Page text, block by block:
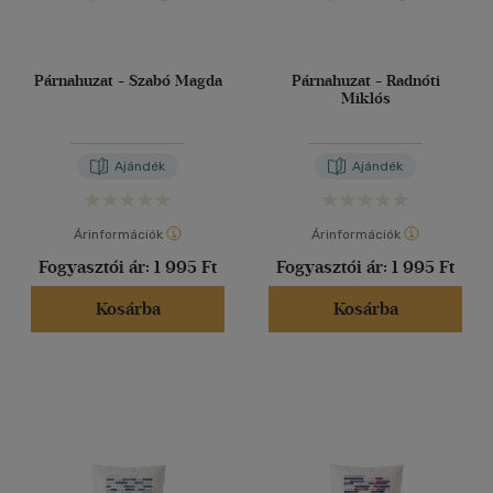
Párnahuzat - Szabó Magda
Ajándék
Árinformációk
Fogyasztói ár: 1 995 Ft
Kosárba
Párnahuzat - Radnóti
Miklós
Ajándék
Árinformációk
Fogyasztói ár: 1 995 Ft
Kosárba